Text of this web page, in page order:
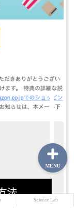
Science Lab
MENU
ホーム
Lab
Lab
Lab